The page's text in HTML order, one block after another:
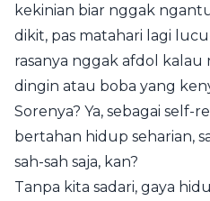
kekinian biar nggak
dikit, pas matahari lagi
rasanya nggak afdol kalau
dingin atau boba yang
Sorenya? Ya, sebagai self-
bertahan hidup seharian,
sah-sah saja, kan?
Tanpa kita sadari, gaya